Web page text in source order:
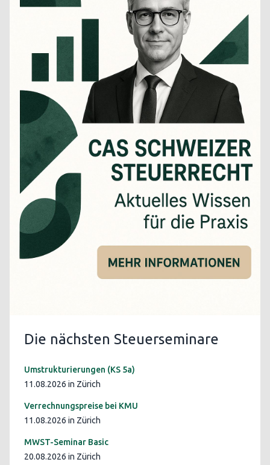
Die nächsten Steuerseminare
Umstrukturierungen (KS 5a)
11.08.2026 in Zürich
Verrechnungspreise bei KMU
11.08.2026 in Zürich
MWST-Seminar Basic
20.08.2026 in Zürich